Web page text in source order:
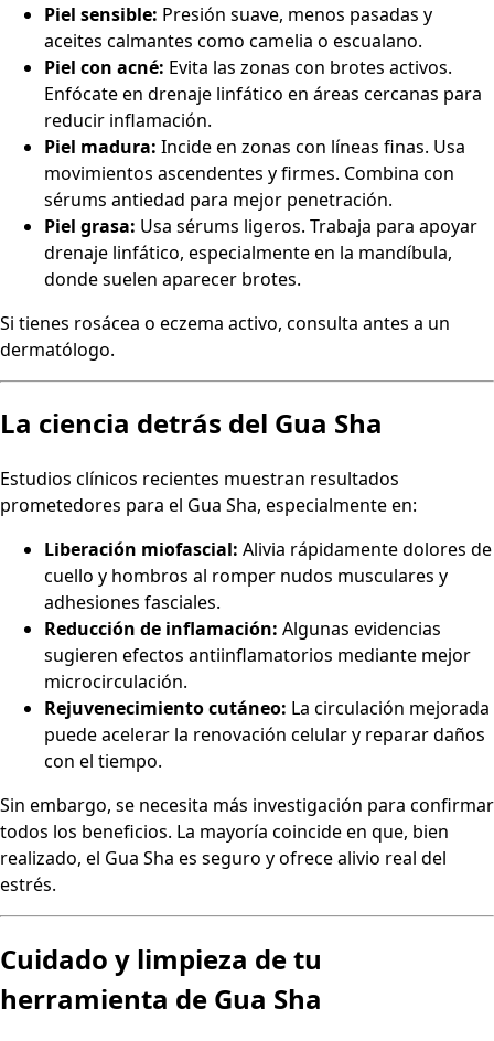
Piel sensible: Presión suave, menos pasadas y
aceites calmantes como camelia o escualano.
Piel con acné: Evita las zonas con brotes activos.
Enfócate en drenaje linfático en áreas cercanas para
reducir inflamación.
Piel madura: Incide en zonas con líneas finas. Usa
movimientos ascendentes y firmes. Combina con
sérums antiedad para mejor penetración.
Piel grasa: Usa sérums ligeros. Trabaja para apoyar
drenaje linfático, especialmente en la mandíbula,
donde suelen aparecer brotes.
Si tienes rosácea o eczema activo, consulta antes a un
dermatólogo.
La ciencia detrás del Gua Sha
Estudios clínicos recientes muestran resultados
prometedores para el Gua Sha, especialmente en:
Liberación miofascial: Alivia rápidamente dolores de
cuello y hombros al romper nudos musculares y
adhesiones fasciales.
Reducción de inflamación: Algunas evidencias
sugieren efectos antiinflamatorios mediante mejor
microcirculación.
Rejuvenecimiento cutáneo: La circulación mejorada
puede acelerar la renovación celular y reparar daños
con el tiempo.
Sin embargo, se necesita más investigación para confirmar
todos los beneficios. La mayoría coincide en que, bien
realizado, el Gua Sha es seguro y ofrece alivio real del
estrés.
Cuidado y limpieza de tu
herramienta de Gua Sha